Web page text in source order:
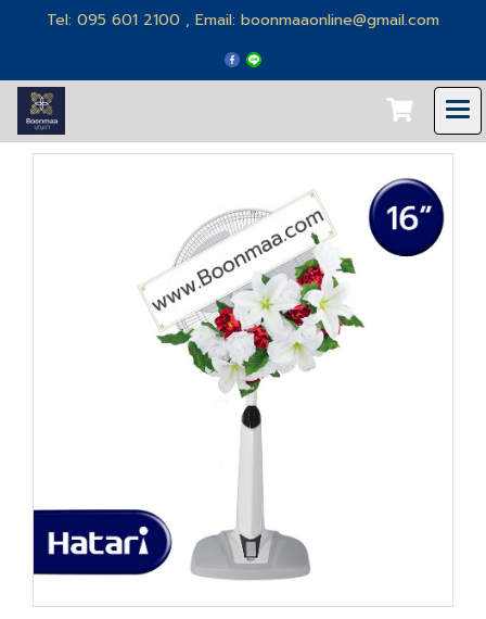
Tel: 095 601 2100 , Email: boonmaaonline@gmail.com